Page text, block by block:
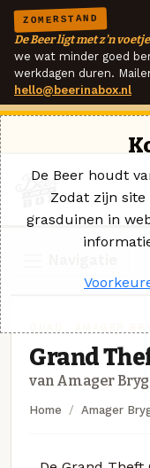
ZOMERSTAND
De Beer ligt met z'n
we wat minder goed
werkdagen duren.
hello@beerinabox.nl
Grand
van Amager
Home Amager
De Beer houdt
Zodat zijn
grasduinen in